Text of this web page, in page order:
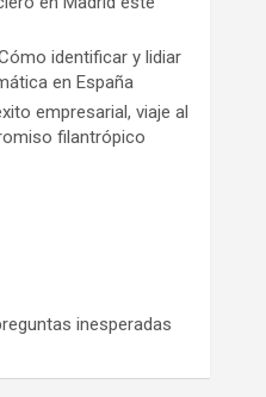
identificar y lidiar
en España
empresarial, viaje al
filantrópico
inesperadas